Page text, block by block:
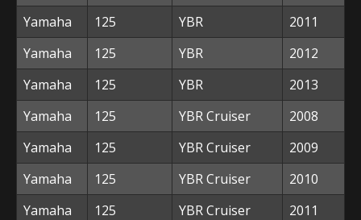
Yamaha
125 YBR
2011
Yamaha
125 YBR
2012
Yamaha
125 YBR
2013
Yamaha
125 YBR Cruiser
2008
Yamaha
125 YBR Cruiser
2009
Yamaha
125 YBR Cruiser
2010
Yamaha
125 YBR Cruiser
2011